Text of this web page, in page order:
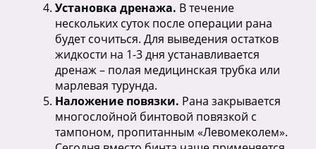
Установка дренажа. В течение
нескольких суток после операции рана
будет сочиться. Для выведения остатков
жидкости на 1-3 дня устанавливается
дренаж – полая медицинская трубка или
марлевая турунда.
Наложение повязки. Рана закрывается
многослойной бинтовой повязкой с
тампоном, пропитанным «Левомеколем».